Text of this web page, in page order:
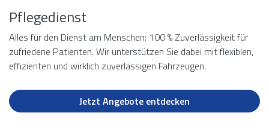
Pflegedienst
Alles für den Dienst am Menschen: 100 % Zuverlässigkeit für
zufriedene Patienten. Wir unterstützen Sie dabei mit flexiblen,
effizienten und wirklich zuverlässigen Fahrzeugen.
Jetzt Angebote entdecken